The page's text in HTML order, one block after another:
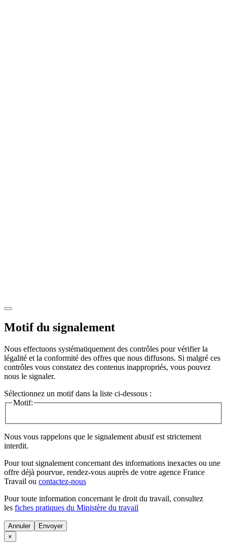
Motif du signalement
Nous effectuons systématiquement des contrôles pour vérifier la
légalité et la conformité des offres que nous diffusons. Si malgré ces
contrôles vous constatez des contenus inappropriés, vous pouvez
nous le signaler.
Sélectionnez un motif dans la liste ci-dessous :
Motif:
Nous vous rappelons que le signalement abusif est strictement
interdit.
Pour tout signalement concernant des informations inexactes ou une
offre déjà pourvue, rendez-vous auprès de votre agence France
Travail ou contactez-nous
Pour toute information concernant le droit du travail, consultez
les fiches pratiques du Ministère du travail
Annuler
×